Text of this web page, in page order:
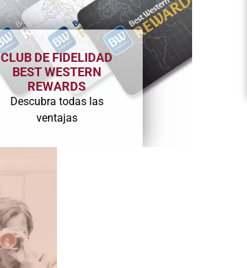
CLUB DE FIDELIDAD
BEST WESTERN
REWARDS
Descubra todas las
ventajas